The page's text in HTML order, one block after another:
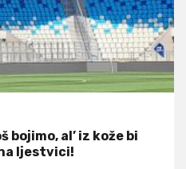
bojimo, al’ iz kože bi
ljestvici!